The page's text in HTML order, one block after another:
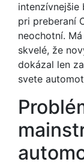
pri preberaní
neochotní.
skvelé, že
dokázal len
svete